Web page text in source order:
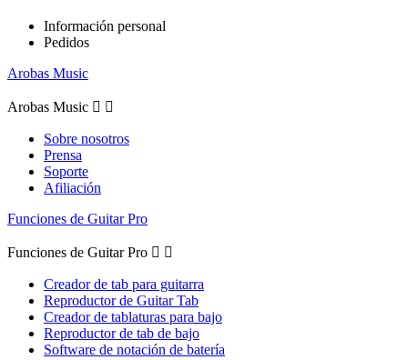
Información personal
Pedidos
Arobas Music
Arobas Music  
Sobre nosotros
Prensa
Soporte
Afiliación
Funciones de Guitar Pro
Funciones de Guitar Pro  
Creador de tab para guitarra
Reproductor de Guitar Tab
Creador de tablaturas para bajo
Reproductor de tab de bajo
Software de notación de batería